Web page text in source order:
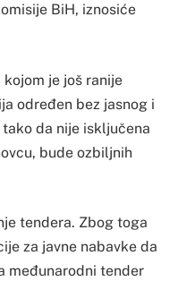
BiH, iznosiće
kojom je još ranije
određen bez jasnog i
da nije isključena
bude ozbiljnih
tendera. Zbog toga
za javne nabavke da
međunarodni tender